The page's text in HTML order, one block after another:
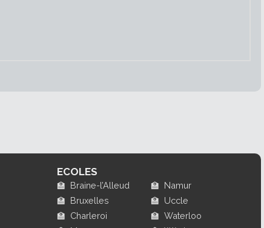
ECOLES
🏫 Braine-l’Alleud
🏫 Bruxelles
🏫 Charleroi
🏫 Namur
🏫 Uccle
🏫 Waterloo